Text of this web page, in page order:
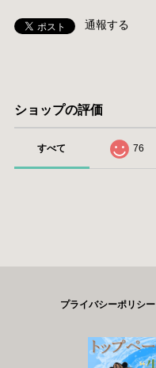
通報する
ショップの評価
すべて 76
プライバシーポリシー